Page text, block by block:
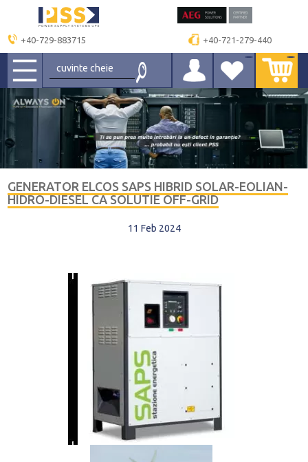
+40-729-883715 +40-721-279-440
GENERATOR ELCOS SAPS HIBRID SOLAR-EOLIAN-
HIDRO-DIESEL CA SOLUTIE OFF-GRID
11 Feb 2024